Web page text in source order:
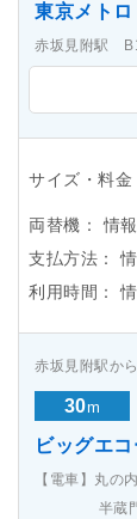
東京メト
赤坂見附駅
サイズ・料金
両替機：
情
支払方法：
利用時間：
赤坂見附駅から
30m
ビッグエ
【電車】丸の
半蔵門線永